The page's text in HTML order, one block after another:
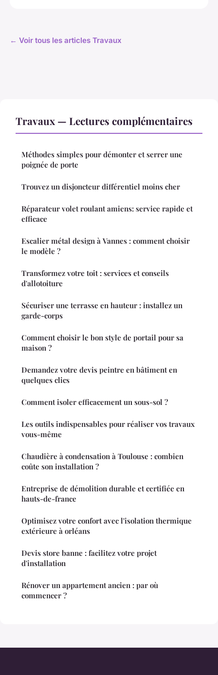
← Voir tous les articles Travaux
Travaux — Lectures complémentaires
Méthodes simples pour démonter et serrer une
poignée de porte
Trouvez un disjoncteur différentiel moins cher
Réparateur volet roulant amiens: service rapide et
efficace
Escalier métal design à Vannes : comment choisir
le modèle ?
Transformez votre toit : services et conseils
d'allotoiture
Sécuriser une terrasse en hauteur : installez un
garde-corps
Comment choisir le bon style de portail pour sa
maison ?
Demandez votre devis peintre en bâtiment en
quelques clics
Comment isoler efficacement un sous-sol ?
Les outils indispensables pour réaliser vos travaux
vous-même
Chaudière à condensation à Toulouse : combien
coûte son installation ?
Entreprise de démolition durable et certifiée en
hauts-de-france
Optimisez votre confort avec l'isolation thermique
extérieure à orléans
Devis store banne : facilitez votre projet
d'installation
Rénover un appartement ancien : par où
commencer ?